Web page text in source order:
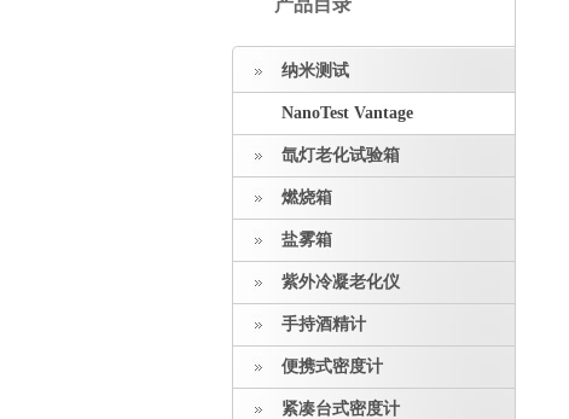
产品目录
纳米测试
NanoTest Vantage
氙灯老化试验箱
燃烧箱
盐雾箱
紫外冷凝老化仪
手持酒精计
便携式密度计
紧凑台式密度计